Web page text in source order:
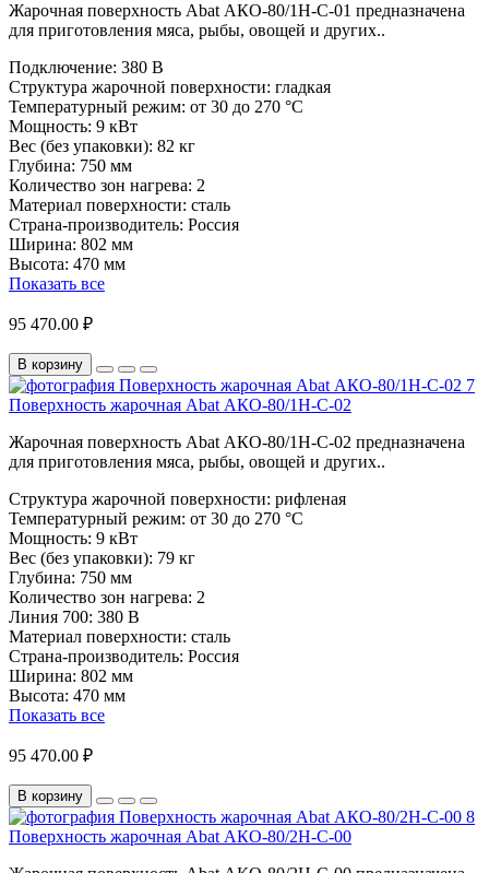
Жарочная поверхность Abat АКО-80/1Н-С-01 предназначена
для приготовления мяса, рыбы, овощей и других..
Подключение: 380 В
Структура жарочной поверхности: гладкая
Температурный режим: от 30 до 270 °С
Мощность: 9 кВт
Вес (без упаковки): 82 кг
Глубина: 750 мм
Количество зон нагрева: 2
Материал поверхности: сталь
Страна-производитель: Россия
Ширина: 802 мм
Высота: 470 мм
Показать все
95 470.00 ₽
В корзину
Поверхность жарочная Abat АКО-80/1Н-С-02
Жарочная поверхность Abat АКО-80/1Н-С-02 предназначена
для приготовления мяса, рыбы, овощей и других..
Структура жарочной поверхности: рифленая
Температурный режим: от 30 до 270 °С
Мощность: 9 кВт
Вес (без упаковки): 79 кг
Глубина: 750 мм
Количество зон нагрева: 2
Линия 700: 380 В
Материал поверхности: сталь
Страна-производитель: Россия
Ширина: 802 мм
Высота: 470 мм
Показать все
95 470.00 ₽
В корзину
Поверхность жарочная Abat АКО-80/2Н-С-00